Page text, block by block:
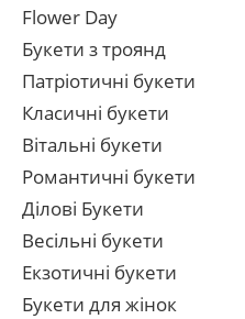
Flower Day
Букети з троянд
Патріотичні букети
Класичні букети
Вітальні букети
Романтичні букети
Ділові Букети
Весільні букети
Екзотичні букети
Букети для жінок